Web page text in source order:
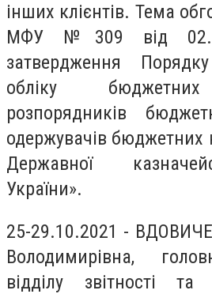
інших клієнтів. Тема
МФУ №309 від
затвердження
обліку бюджетних
розпорядників
одержувачів бюджетних
Державної
України».
25-29.10.2021 -
Володимирівна,
відділу звітності та